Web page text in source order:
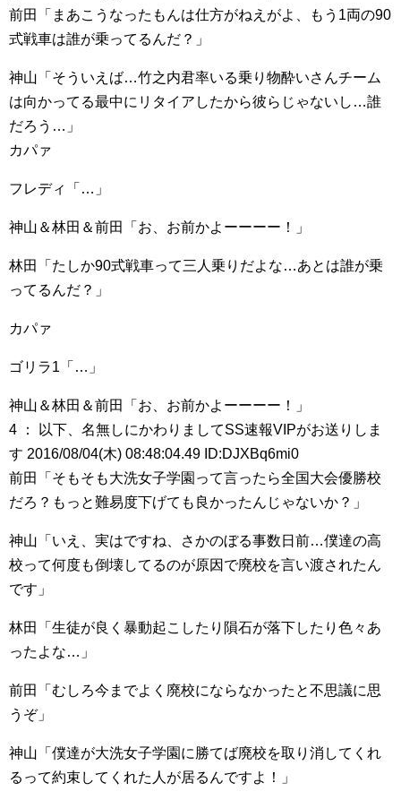
前田「まあこうなったもんは仕方がねえがよ、もう1両の90
式戦車は誰が乗ってるんだ？」
神山「そういえば…竹之内君率いる乗り物酔いさんチーム
は向かってる最中にリタイアしたから彼らじゃないし…誰
だろう…」
カパァ
フレディ「…」
神山＆林田＆前田「お、お前かよーーーー！」
林田「たしか90式戦車って三人乗りだよな…あとは誰が乗
ってるんだ？」
カパァ
ゴリラ1「…」
神山＆林田＆前田「お、お前かよーーーー！」
4 ： 以下、名無しにかわりましてSS速報VIPがお送りしま
す 2016/08/04(木) 08:48:04.49 ID:DJXBq6mi0
前田「そもそも大洗女子学園って言ったら全国大会優勝校
だろ？もっと難易度下げても良かったんじゃないか？」
神山「いえ、実はですね、さかのぼる事数日前…僕達の高
校って何度も倒壊してるのが原因で廃校を言い渡されたん
です」
林田「生徒が良く暴動起こしたり隕石が落下したり色々あ
ったよな…」
前田「むしろ今までよく廃校にならなかったと不思議に思
うぞ」
神山「僕達が大洗女子学園に勝てば廃校を取り消してくれ
るって約束してくれた人が居るんですよ！」